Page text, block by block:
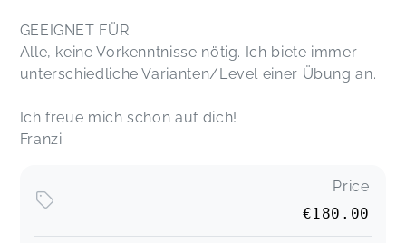
GEEIGNET FÜR:
Alle, keine Vorkenntnisse nötig. Ich biete immer
unterschiedliche Varianten/Level einer Übung an.
Ich freue mich schon auf dich!
Franzi
Price
€180.00